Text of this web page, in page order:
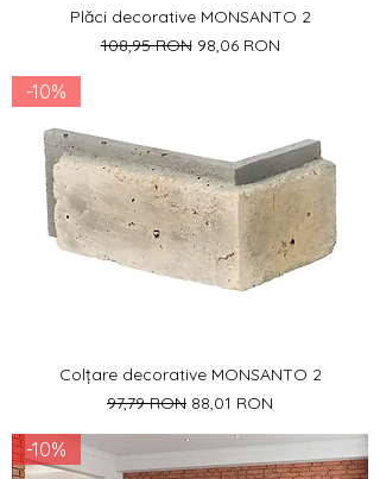
Plăci decorative MONSANTO 2
Preț normal
108,95 RON Preț redus
98,06 RON
-10%
Colțare decorative MONSANTO 2
Preț normal
97,79 RON Preț redus
88,01 RON
-10%